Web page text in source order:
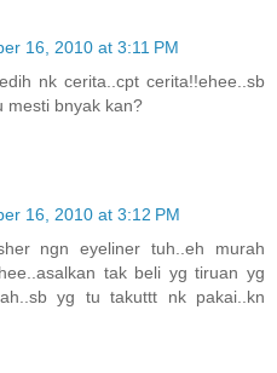
16, 2010 at 3:11 PM
nk cerita..cpt cerita!!ehee..sb
mesti bnyak kan?
16, 2010 at 3:12 PM
ngn eyeliner tuh..eh murah
tak beli yg tiruan yg
yg tu takuttt nk pakai..kn